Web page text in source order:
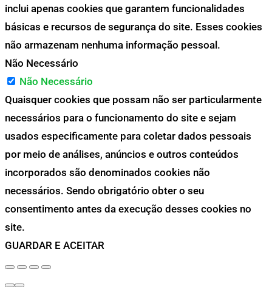
inclui apenas cookies que garantem funcionalidades
básicas e recursos de segurança do site. Esses cookies
não armazenam nenhuma informação pessoal.
Não Necessário
Não Necessário
Quaisquer cookies que possam não ser particularmente
necessários para o funcionamento do site e sejam
usados especificamente para coletar dados pessoais
por meio de análises, anúncios e outros conteúdos
incorporados são denominados cookies não
necessários. Sendo obrigatório obter o seu
consentimento antes da execução desses cookies no
site.
GUARDAR E ACEITAR